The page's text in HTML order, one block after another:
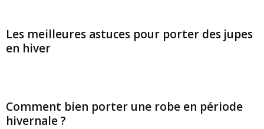
Les meilleures astuces pour porter des jupes
en hiver
Comment bien porter une robe en période
hivernale ?